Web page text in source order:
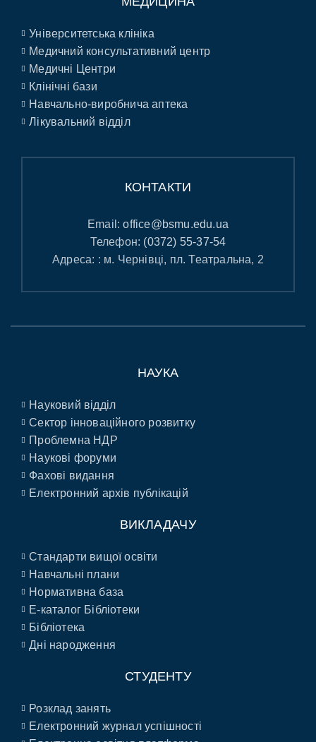
Університетська клініка
Медичний консультативний центр
Медичні Центри
Клінічні бази
Навчально-виробнича аптека
Лікувальний відділ
КОНТАКТИ
Email:office@bsmu.edu.ua
Телефон: (0372) 55-37-54
Адреса: : м. Чернівці, пл. Театральна, 2
НАУКА
Науковий відділ
Сектор інноваційного розвитку
Проблемна НДР
Наукові форуми
Фахові видання
Електронний архів публікацій
ВИКЛАДАЧУ
Стандарти вищої освіти
Навчальні плани
Нормативна база
E-каталог Бібліотеки
Бібліотека
Дні народження
СТУДЕНТУ
Розклад занять
Електронний журнал успішності